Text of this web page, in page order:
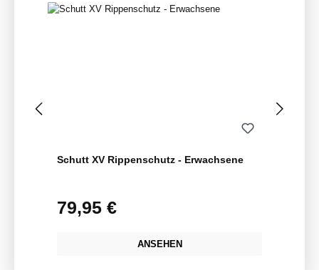
Schutt XV Rippenschutz - Erwachsene
Regulärer Preis:
79,95 €
ANSEHEN